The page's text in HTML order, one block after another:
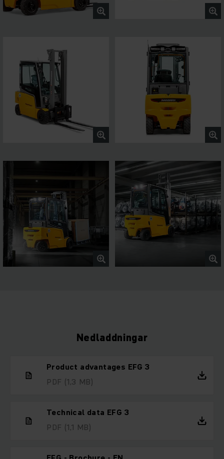
Nedladdningar
Product advantages EFG 3
PDF (1,3 MB)
Technical data EFG 3
PDF (1,1 MB)